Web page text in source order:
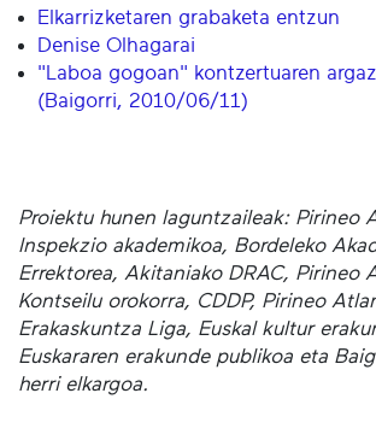
Elkarrizketaren grabaketa entzun
Denise Olhagarai
"Laboa gogoan" kontzertuaren
(Baigorri, 2010/06/11)
Proiektu hunen laguntzaileak: Pirineo
Inspekzio akademikoa, Bordeleko
Errektorea, Akitaniako DRAC, Pirineo
Kontseilu orokorra, CDDP, Pirineo
Erakaskuntza Liga, Euskal kultur
Euskararen erakunde publikoa eta
herri elkargoa.